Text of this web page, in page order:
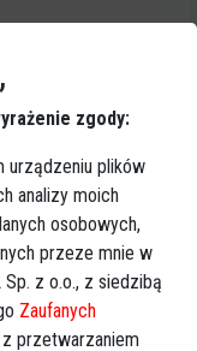
News.
zgody:
urządzeniu plików
analizy moich
osobowych,
przeze mnie w
z o.o., z siedzibą
Zaufanych
przetwarzaniem